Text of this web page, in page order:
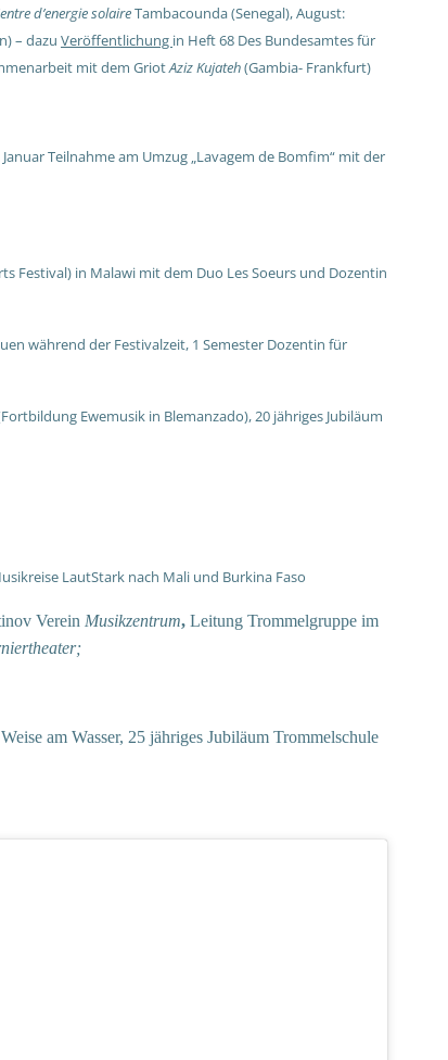
d’energie solaireTambacounda (Senegal),August:
– dazu Veröffentlichung in Heft 68 Des Bundesamtes für
mit dem GriotAziz Kujateh(Gambia- Frankfurt)
Januar Teilnahme am Umzug „Lavagem de Bomfim“ mit der
Festival) in Malawi mit dem Duo Les Soeurs und Dozentin
während der Festivalzeit, 1 Semester Dozentin für
Ewemusik in Blemanzado), 20 jähriges Jubiläum
LautStark nach Mali und Burkina Faso
Verein Musikzentrum, Leitung Trommelgruppe im
am Wasser, 25 jähriges Jubiläum Trommelschule